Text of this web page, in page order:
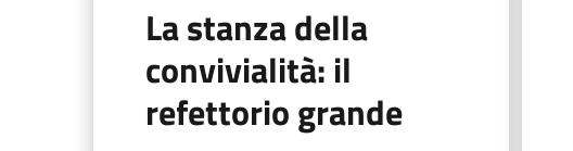
La stanza della
convivialità: il
refettorio grande